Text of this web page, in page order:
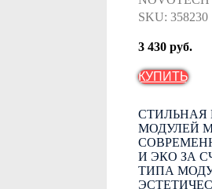
SKU: 358230
3 430 руб.
КУПИТЬ
СТИЛЬНАЯ
МОДУЛЕЙ
И ЭКО ЗА
ТИПА